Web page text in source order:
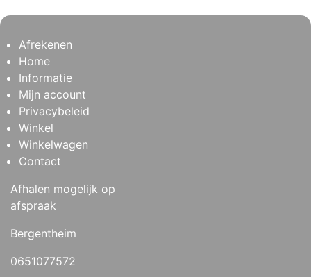
Afrekenen
Home
Informatie
Mijn account
Privacybeleid
Winkel
Winkelwagen
Contact
Afhalen mogelijk op
afspraak
Bergentheim
0651077572